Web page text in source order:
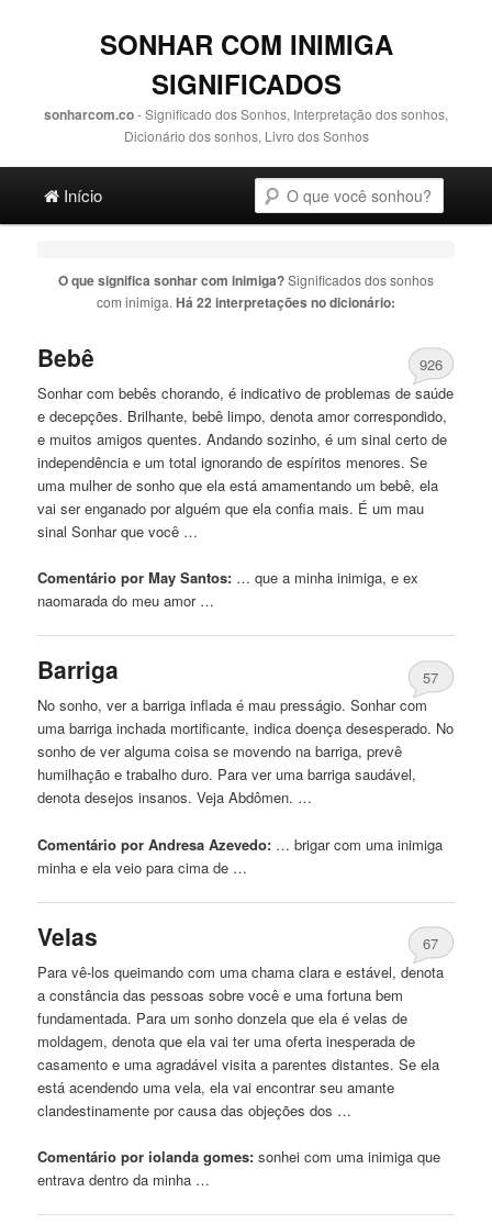
SONHAR COM INIMIGA
SIGNIFICADOS
sonharcom.co- Significado dos Sonhos, Interpretação dos sonhos,
Dicionário dos sonhos, Livro dos Sonhos
Ir para o conteúdo principal
Ir para o conteúdo secundário
Início
O que significa sonhar com inimiga?Significados dos sonhos
com inimiga. Há 22 interpretações no dicionário:
Bebê
926
Sonhar com bebês chorando, é indicativo de problemas de saúde
e decepções. Brilhante, bebê limpo, denota amor correspondido,
e muitos amigos quentes. Andando sozinho, é um sinal certo de
independência e um total ignorando de espíritos menores. Se
uma mulher de sonho que ela está amamentando um bebê, ela
vai ser enganado por alguém que ela confia mais. É um mau
sinal Sonhar que você …
Comentário por May Santos: … que a minhainimiga, e ex
naomarada do meu amor …
Barriga
57
No sonho, ver a barriga inflada é mau presságio. Sonhar com
uma barriga inchada mortificante, indica doença desesperado. No
sonho de ver alguma coisa se movendo na barriga, prevê
humilhação e trabalho duro. Para ver uma barriga saudável,
denota desejos insanos. Veja Abdômen. …
Comentário por Andresa Azevedo: … brigar com umainimiga
minha e ela veio para cima de …
Velas
67
Para vê-los queimando com uma chama clara e estável, denota
a constância das pessoas sobre você e uma fortuna bem
fundamentada. Para um sonho donzela que ela é velas de
moldagem, denota que ela vai ter uma oferta inesperada de
casamento e uma agradável visita a parentes distantes. Se ela
está acendendo uma vela, ela vai encontrar seu amante
clandestinamente por causa das objeções dos …
Comentário por iolanda gomes: sonhei com umainimiga que
entrava dentro da minha …